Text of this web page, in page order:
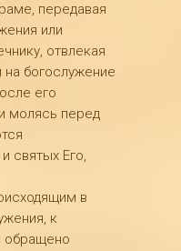
передавая
или
отвлекая
богослужение
его
молясь перед
святых Его,
в
к
обращено